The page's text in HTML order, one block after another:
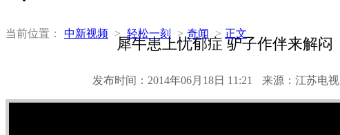
当前位置： 中新视频 > 轻松一刻 > 奇闻 > 正文
犀牛患上忧郁症 驴子作伴来解闷
发布时间：2014年06月18日 11:21 来源：江苏电